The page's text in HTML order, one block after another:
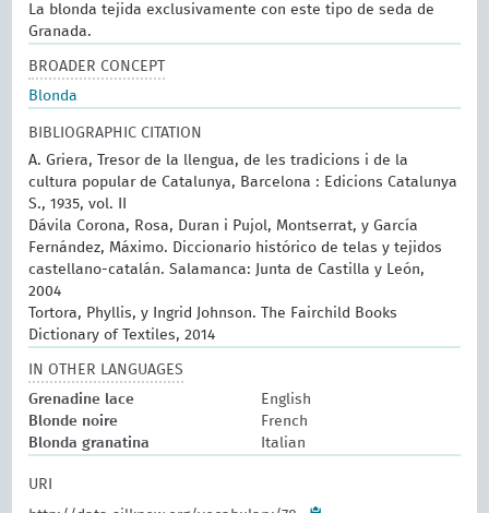
La blonda tejida exclusivamente con este tipo de seda de
Granada.
BROADER CONCEPT
Blonda
BIBLIOGRAPHIC CITATION
A. Griera, Tresor de la llengua, de les tradicions i de la
cultura popular de Catalunya, Barcelona : Edicions Catalunya
S., 1935, vol. II
Dávila Corona, Rosa, Duran i Pujol, Montserrat, y García
Fernández, Máximo. Diccionario histórico de telas y tejidos
castellano-catalán. Salamanca: Junta de Castilla y León,
2004
Tortora, Phyllis, y Ingrid Johnson. The Fairchild Books
Dictionary of Textiles, 2014
IN OTHER LANGUAGES
Grenadine lace
English
Blonde noire
French
Blonda granatina
Italian
URI